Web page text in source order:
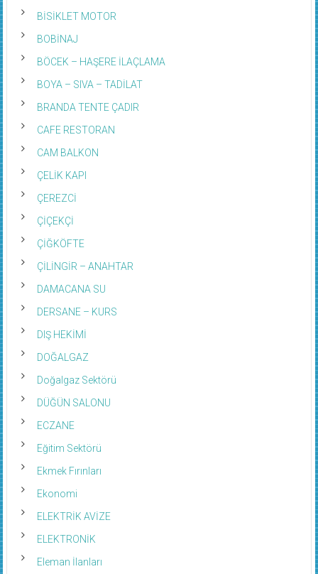
BİSİKLET MOTOR
BOBİNAJ
BÖCEK – HAŞERE İLAÇLAMA
BOYA – SIVA – TADİLAT
BRANDA TENTE ÇADIR
CAFE RESTORAN
CAM BALKON
ÇELİK KAPI
ÇEREZCİ
ÇİÇEKÇİ
ÇİĞKÖFTE
ÇİLİNGİR – ANAHTAR
DAMACANA SU
DERSANE – KURS
DIŞ HEKİMİ
DOĞALGAZ
Doğalgaz Sektörü
DÜĞÜN SALONU
ECZANE
Eğitim Sektörü
Ekmek Fırınları
Ekonomi
ELEKTRİK AVİZE
ELEKTRONİK
Eleman İlanları